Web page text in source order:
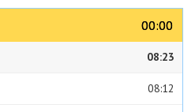
00:00
00:00
08:23
08:12